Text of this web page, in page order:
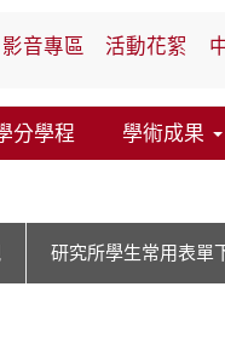
影音專區 活動花絮
分學程 學術成果
研究所學生常用表單